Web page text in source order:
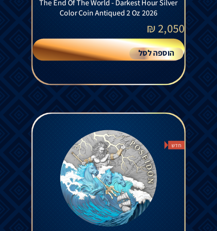
The End Of The World - Darkest Hour Silver
Color Coin Antiqued 2 Oz 2026
2,050
₪
הוספה לסל
חדש